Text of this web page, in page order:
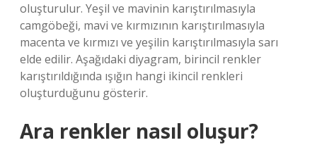
oluşturulur. Yeşil ve mavinin karıştırılmasıyla
camgöbeği, mavi ve kırmızının karıştırılmasıyla
macenta ve kırmızı ve yeşilin karıştırılmasıyla sarı
elde edilir. Aşağıdaki diyagram, birincil renkler
karıştırıldığında ışığın hangi ikincil renkleri
oluşturduğunu gösterir.
Ara renkler nasıl oluşur?